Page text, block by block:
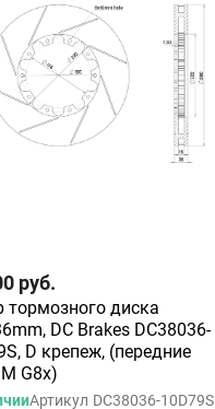
руб.
тормозного диска
DC Brakes DC38036-
D крепеж, (передние
G8x)
Артикул DC38036-10D79S